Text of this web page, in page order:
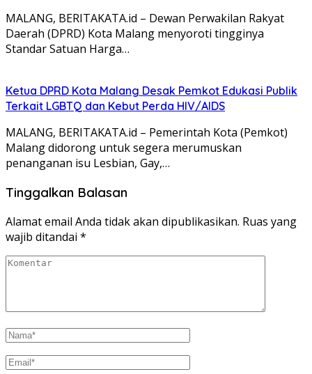
MALANG, BERITAKATA.id – Dewan Perwakilan Rakyat
Daerah (DPRD) Kota Malang menyoroti tingginya
Standar Satuan Harga…
Ketua DPRD Kota Malang Desak Pemkot Edukasi Publik
Terkait LGBTQ dan Kebut Perda HIV/AIDS
MALANG, BERITAKATA.id – Pemerintah Kota (Pemkot)
Malang didorong untuk segera merumuskan
penanganan isu Lesbian, Gay,…
Tinggalkan Balasan
Alamat email Anda tidak akan dipublikasikan. Ruas yang
wajib ditandai *